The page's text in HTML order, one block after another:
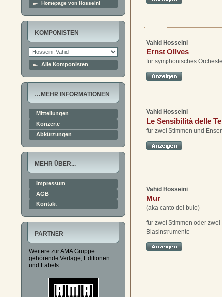
Homepage von Hosseini
KOMPONISTEN
Alle Komponisten
…MEHR INFORMATIONEN
Mitteilungen
Konzerte
Abkürzungen
MEHR ÜBER...
Impressum
AGB
Kontakt
PARTNER
Weitere zur AMA Gruppe
gehörende Verlage, Editionen
und Labels:
Vahid Hosseini
Ernst Olives
für symphonisches
Vahid Hosseini
Le Sensibilità delle
für zwei Stimmen und
Vahid Hosseini
Mur
(aka canto del buio)
für zwei Stimmen oder zwei
Blasinstrumente